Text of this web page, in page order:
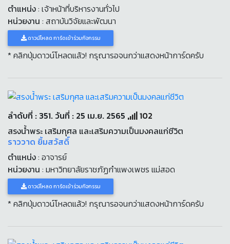
ตำแหน่ง: เจ้าหน้าที่บริหารงานทั่วไป
หน่วยงาน : สถาบันวิจัยและพัฒนา
ดาวน์โหลด การ์ดเข้าร่วมกิจกรรม
* คลิกปุ่มดาวน์โหลดแล้ว! กรุณารอจนกว่าแสดงหน้าการ์ดครับ
ลำดับที่ : 351. วันที่ : 25 เม.ย. 2565
102
สรงน้ำพระ เสริมกุศล และเสริมความเป็นมงคลแก่ชีวิต
ราววาด ยิ้มสวัสดิ์
ตำแหน่ง: อาจารย์
หน่วยงาน : มหาวิทยาลัยราชภัฏกำแพงเพชร แม่สอด
ดาวน์โหลด การ์ดเข้าร่วมกิจกรรม
* คลิกปุ่มดาวน์โหลดแล้ว! กรุณารอจนกว่าแสดงหน้าการ์ดครับ